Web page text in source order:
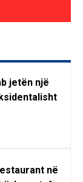
jetën një
në